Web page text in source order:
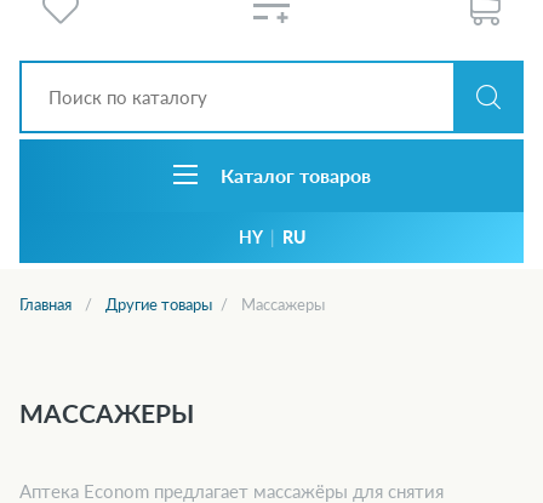
Каталог товаров
HY | RU
Главная Другие товары Массажеры
МАССАЖЕРЫ
Аптека Econom предлагает массажёры для снятия